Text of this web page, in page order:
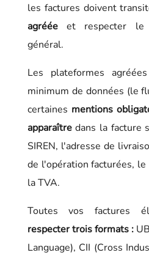
les factures doivent
agrééeet respecter le
général.
Les plateformes
minimum de données (le
certaines mentions
apparaîtredans la facture
SIREN, l'adresse de
de l'opération facturées,
la TVA.
Toutes vos factures
respecter trois formats :
Language), CII (Cross